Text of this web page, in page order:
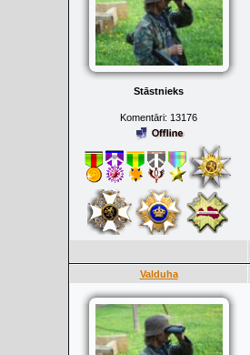
Stāstnieks
Komentāri: 13176
Valduha